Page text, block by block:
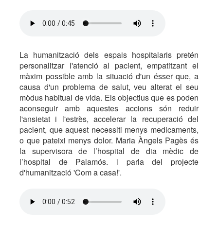
La humanització dels espais hospitalaris pretén
personalitzar l'atenció al pacient, empatitzant el
màxim possible amb la situació d'un ésser que, a
causa d'un problema de salut, veu alterat el seu
mòdus habitual de vida. Els objectius que es poden
aconseguir amb aquestes accions són reduir
l'ansietat i l'estrès, accelerar la recuperació del
pacient, que aquest necessiti menys medicaments,
o que pateixi menys dolor. Maria Àngels Pagès és
la supervisora de l’hospital de dia mèdic de
l’hospital de Palamós. i parla del projecte
d'humanització 'Com a casa!'.